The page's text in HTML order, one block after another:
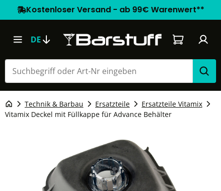
Kostenloser Versand - ab 99€ Warenwert**
DE Warenkorb
Technik & Barbau Ersatzteile
Ersatzteile Vitamix
Vitamix Deckel mit Füllkappe für Advance Behälter